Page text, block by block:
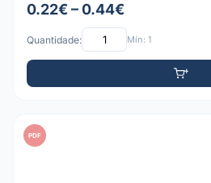
0.22€ – 0.44€
Quantidade: Mín: 1
PDF